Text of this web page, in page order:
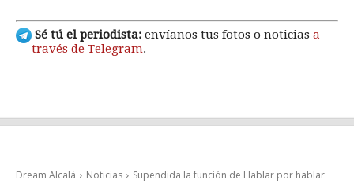
Sé tú el periodista: envíanos tus fotos o noticias a
través de Telegram.